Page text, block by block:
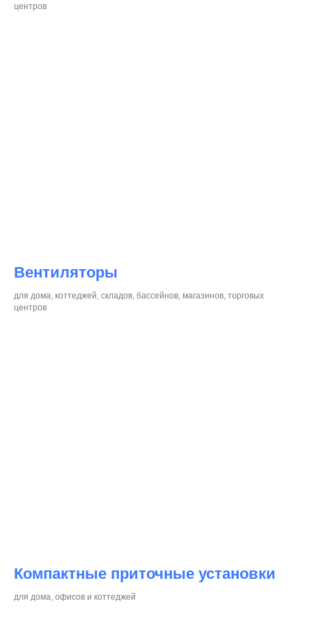
центров
Вентиляторы
для дома, коттеджей, складов, бассейнов, магазинов, торговых
центров
Компактные приточные установки
для дома, офисов и коттеджей